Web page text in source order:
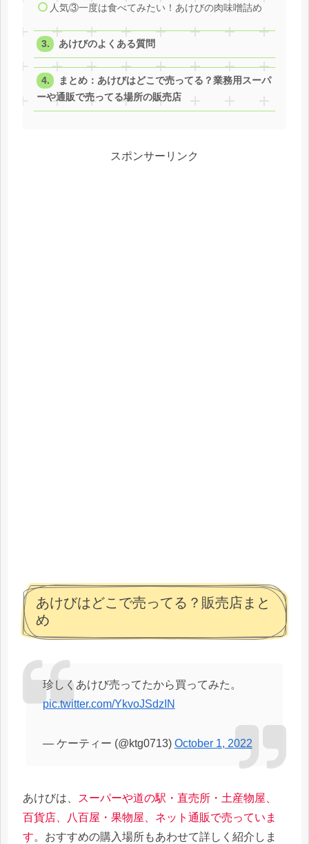
人気③一度は食べてみたい！あけびの肉味噌詰め
あけびのよくある質問
まとめ：あけびはどこで売ってる？業務用スーパ
ーや通販で売ってる場所の販売店
スポンサーリンク
あけびはどこで売ってる？販売店まと
め
珍しくあけび売ってたから買ってみた。
pic.twitter.com/YkvoJSdzIN
— ケーティー (@ktg0713) October 1, 2022
あけびは、
スーパーや道の駅・直売所・土産物屋、
百貨店、八百屋・果物屋、ネット通販で売っていま
す。おすすめの購入場所もあわせて詳しく紹介しま